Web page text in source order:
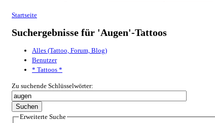
Startseite
Suchergebnisse für 'Augen'-Tattoos
Alles (Tattoo, Forum, Blog)
Benutzer
* Tattoos *
Zu suchende Schlüsselwörter:
Erweiterte Suche